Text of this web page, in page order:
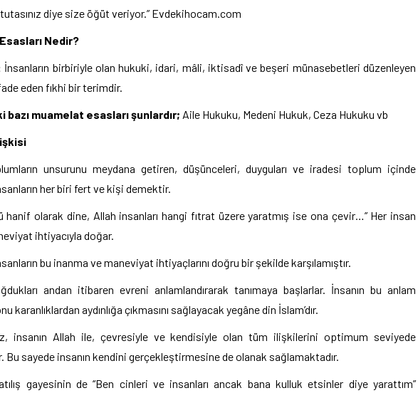
diye size öğüt veriyor.” Evdekihocam.com
Nedir?
İnsanların birbiriyle olan hukuki, idari, mâli, iktisadî ve beşeri münasebetleri düzenleyen
eden fıkhi bir terimdir.
bazı muamelat esasları şunlardır; Aile Hukuku, Medeni Hukuk, Ceza Hukuku vb
unsurunu meydana getiren, düşünceleri, duyguları ve iradesi toplum içinde
her biri fert ve kişi demektir.
hanif olarak dine, Allah insanları hangi fıtrat üzere yaratmış ise ona çevir…” Her insan
ihtiyacıyla doğar.
bu inanma ve maneviyat ihtiyaçlarını doğru bir şekilde karşılamıştır.
andan itibaren evreni anlamlandırarak tanımaya başlarlar. İnsanın bu anlam
karanlıklardan aydınlığa çıkmasını sağlayacak yegâne din İslam’dır.
insanın Allah ile, çevresiyle ve kendisiyle olan tüm ilişkilerini optimum seviyede
Bu sayede insanın kendini gerçekleştirmesine de olanak sağlamaktadır.
gayesinin de “Ben cinleri ve insanları ancak bana kulluk etsinler diye yarattım”